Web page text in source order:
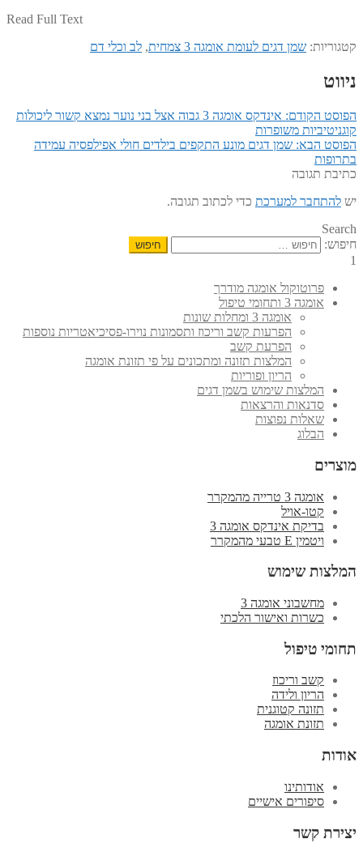
Read Full Text
קטגוריות: שמן דגים לעומת אומגה 3 צמחית , לב וכלי דם
ניווט
הפוסט הקודם:
אינדקס אומגה 3 גבוה אצל בני נוער נמצא קשור ליכולות
קוגניטיביות משופרות
הפוסט הבא: שמן דגים מונע התקפים בילדים חולי אפילפסיה עמידה
בתרופות
כתיבת תגובה
יש להתחבר למערכת כדי לכתוב תגובה.
Search
חיפוש:
1
פרוטוקול אומגה מודרך
אומגה 3 ותחומי טיפול
אומגה 3 ומחלות שונות
הפרעות קשב וריכוז ותסמונות נוירו-פסיכיאטריות נוספות
הפרעת קשב
המלצות תזונה ומתכונים על פי תזונת אומגה
הריון ופוריות
המלצות שימוש בשמן דגים
סדנאות והרצאות
שאלות נפוצות
הבלוג
מוצרים
אומגה 3 טרייה מהמקרר
קטו-אויל
בדיקת אינדקס אומגה 3
ויטמין E טבעי מהמקרר
המלצות שימוש
מחשבוני אומגה 3
כשרות ואישור הלכתי
תחומי טיפול
קשב וריכוז
הריון ולידה
תזונה קטוגנית
תזונת אומגה
אודות
אודותינו
סיפורים אישיים
יצירת קשר